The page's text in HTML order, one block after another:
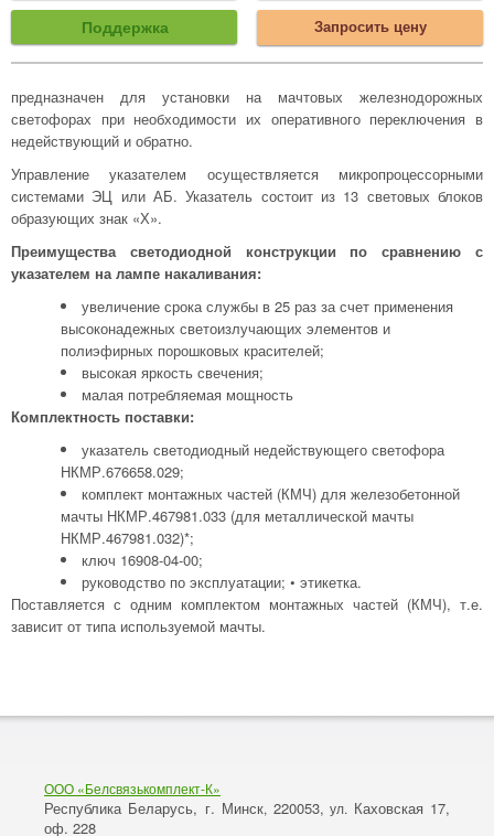
Поддержка Запросить цену
предназначен для установки на мачтовых железнодорожных
светофорах при необходимости их оперативного переключения в
недействующий и обратно.
Управление указателем осуществляется микропроцессорными
системами ЭЦ или АБ. Указатель состоит из 13 световых блоков
образующих знак «Х».
Преимущества светодиодной конструкции по сравнению с
указателем на лампе накаливания:
увеличение срока службы в 25 раз за счет применения
высоконадежных светоизлучающих элементов и
полиэфирных порошковых красителей;
высокая яркость свечения;
малая потребляемая мощность
Комплектность поставки:
указатель светодиодный недействующего светофора
НКМР.676658.029;
комплект монтажных частей (КМЧ) для железобетонной
мачты НКМР.467981.033 (для металлической мачты
НКМР.467981.032)*;
ключ 16908-04-00;
руководство по эксплуатации; • этикетка.
Поставляется с одним комплектом монтажных частей (КМЧ), т.е.
зависит от типа используемой мачты.
ООО «Белсвязькомплект-К»
Республика Беларусь, г. Минск, 220053, ул. Каховская 17,
оф. 228